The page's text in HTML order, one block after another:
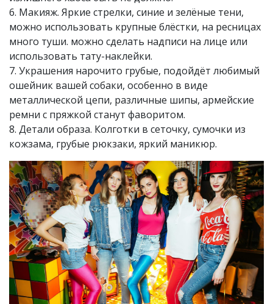
6. Макияж. Яркие стрелки, синие и зелёные тени,
можно использовать крупные блёстки, на ресницах
много туши. можно сделать надписи на лице или
использовать тату-наклейки.
7. Украшения нарочито грубые, подойдёт любимый
ошейник вашей собаки, особенно в виде
металлической цепи, различные шипы, армейские
ремни с пряжкой станут фаворитом.
8. Детали образа. Колготки в сеточку, сумочки из
кожзама, грубые рюкзаки, яркий маникюр.